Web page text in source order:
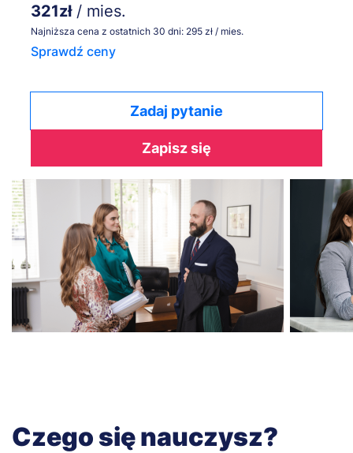
321zł / mies.
Najniższa cena z ostatnich 30 dni: 295 zł / mies.
Sprawdź ceny
Zadaj pytanie
Zapisz się
Czego się nauczysz?